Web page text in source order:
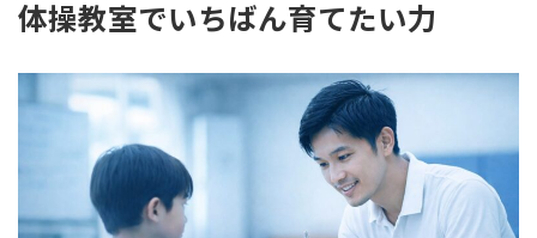
体操教室でいちばん育てたい力